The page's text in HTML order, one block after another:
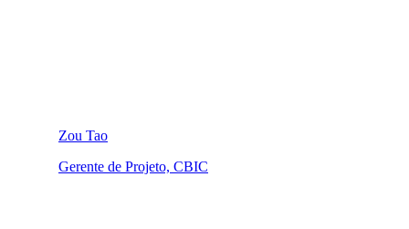
Zou Tao
Gerente de Projeto, CBIC